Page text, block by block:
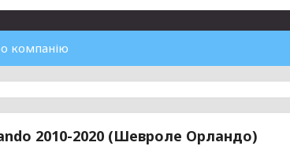
компанію
2010-2020 (Шевроле Орландо)